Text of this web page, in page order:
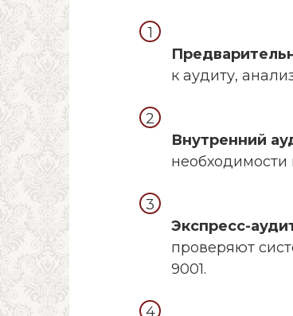
к аудиту,
Внутренний
необходимости
Экспресс-
проверяют
9001.